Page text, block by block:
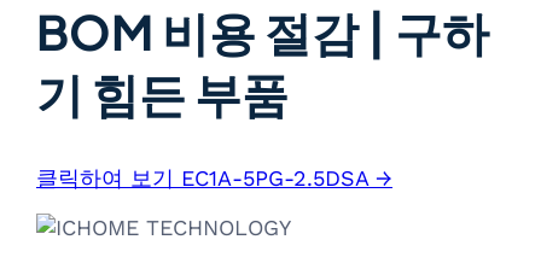
BOM 비용 절감 | 구하
기 힘든 부품
클릭하여 보기 EC1A-5PG-2.5DSA →